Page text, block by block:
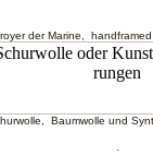
der Marine,
Baumwolle und
.